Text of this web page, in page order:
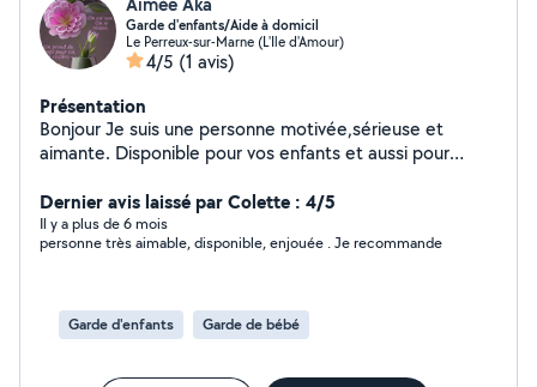
Garde d'enfants/Aide à domicil
Le Perreux-sur-Marne (L'Ile d'Amour)
4/5 (1 avis)
Présentation
Bonjour Je suis une personne motivée,sérieuse et
aimante. Disponible pour vos enfants et aussi pour
quotidien. N'hésitez pas à me contacter pour plus de
renseignements
Dernier avis laissé par Colette : 4/5
Il y a plus de 6 mois
personne très aimable, disponible, enjouée . Je recommande
Garde d'enfants Garde de bébé